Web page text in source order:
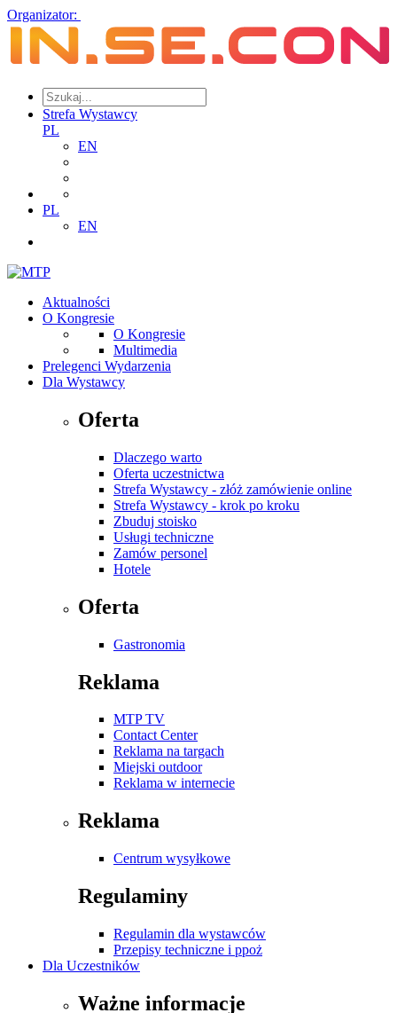
Organizator:
Strefa Wystawcy
PL
EN
PL
EN
Aktualności
O Kongresie
O Kongresie
Multimedia
Prelegenci Wydarzenia
Dla Wystawcy
Oferta
Dlaczego warto
Oferta uczestnictwa
Strefa Wystawcy - złóż zamówienie online
Strefa Wystawcy - krok po kroku
Zbuduj stoisko
Usługi techniczne
Zamów personel
Hotele
Oferta
Gastronomia
Reklama
MTP TV
Contact Center
Reklama na targach
Miejski outdoor
Reklama w internecie
Reklama
Centrum wysyłkowe
Regulaminy
Regulamin dla wystawców
Przepisy techniczne i ppoż
Dla Uczestników
Ważne informacje